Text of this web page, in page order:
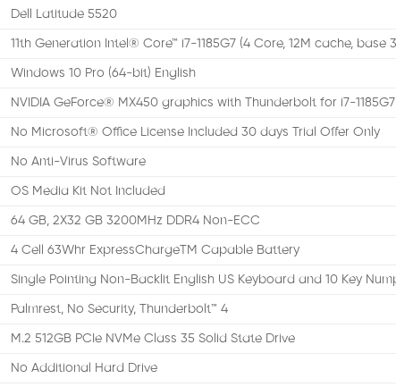
Dell Latitude 5520
11th Generation Intel® Core™ i7-1185G7 (4 Core, 12M cache, base
Windows 10 Pro (64-bit) English
NVIDIA GeForce® MX450 graphics with Thunderbolt for i7-
No Microsoft® Office License Included 30 days Trial Offer Only
No Anti-Virus Software
OS Media Kit Not Included
64 GB, 2X32 GB 3200MHz DDR4 Non-ECC
4 Cell 63Whr ExpressChargeTM Capable Battery
Single Pointing Non-Backlit English US Keyboard and 10 Key
Palmrest, No Security, Thunderbolt™ 4
M.2 512GB PCIe NVMe Class 35 Solid State Drive
No Additional Hard Drive